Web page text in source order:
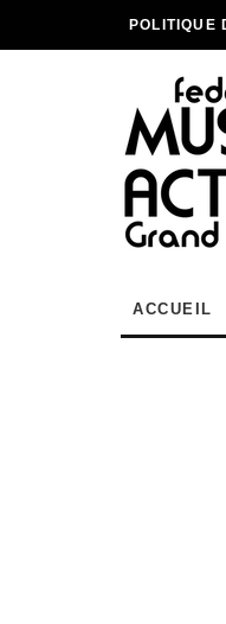
POLITIQUE
ACCUEIL